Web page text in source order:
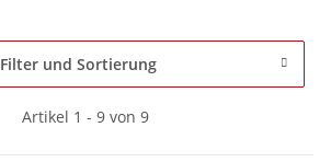
Filter und Sortierung
Artikel 1 - 9 von 9